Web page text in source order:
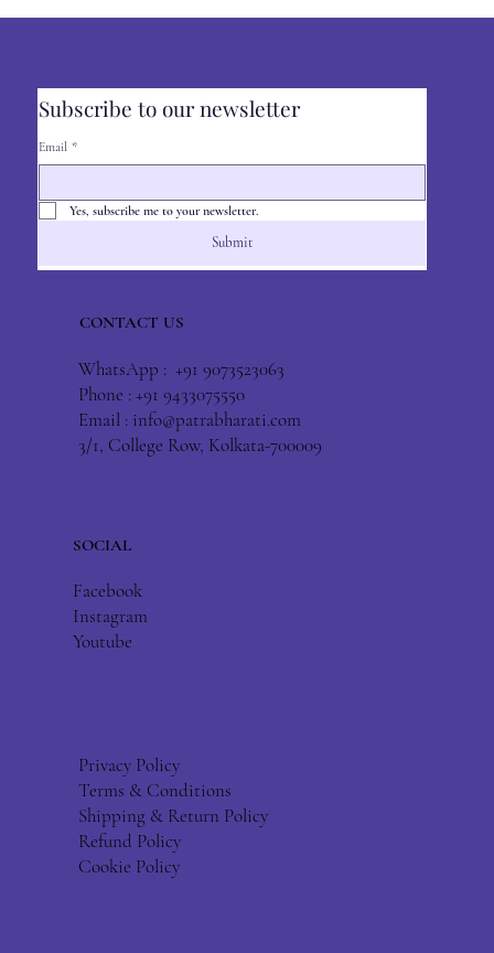
Subscribe to our newsletter
Email *
Yes, subscribe me to your newsletter.
Submit
CONTACT US
WhatsApp : +91 9073523063
Phone : +91 9433075550
Email : info@patrabharati.com
3/1, College Row, Kolkata-700009
SOCIAL
Facebook
Instagram
Youtube
Privacy Policy
Terms & Conditions
Shipping & Return Policy
Refund Policy
Cookie Policy